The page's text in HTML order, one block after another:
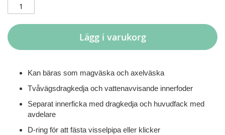
Lägg i varukorg
Kan bäras som magväska och axelväska
Tvåvägsdragkedja och vattenavvisande innerfoder
Separat innerficka med dragkedja och huvudfack med
avdelare
D-ring för att fästa visselpipa eller klicker